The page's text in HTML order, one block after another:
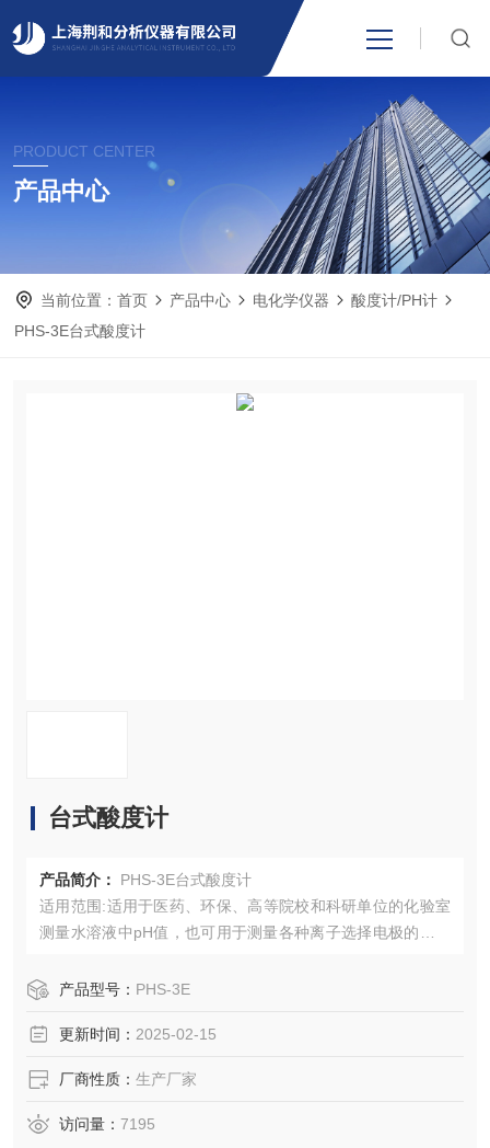
关于我们
新闻资讯
PRODUCT CENTER
产品中心
当前位置：首页 产品中心 电化学仪器
酸度计/PH计
PHS-3E台式酸度计
台式酸度计
产品简介：
PHS-3E台式酸度计
适用范围:适用于医药、环保、高等院校和科研单位的化验室
测量水溶液中pH值，也可用于测量各种离子选择电极的电极
产品型号： PHS-3E
更新时间： 2025-02-15
厂商性质： 生产厂家
访问量： 7195